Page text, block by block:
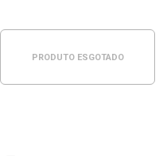
PRODUTO ESGOTADO